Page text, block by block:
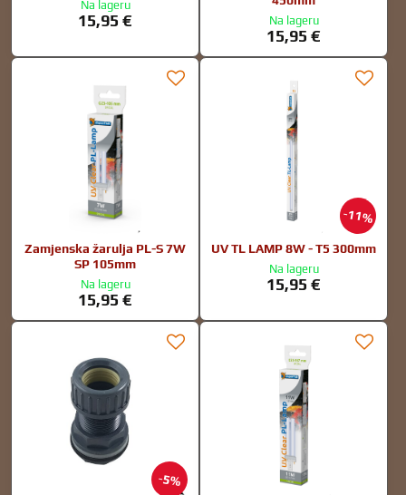
Na lageru
15,95 € Na lageru
15,95 €
Zamjenska žarulja PL-S 7W
SP 105mm
Na lageru
15,95 €
11%
UV TL LAMP 8W - T5 300mm
Na lageru
15,95 €
5%